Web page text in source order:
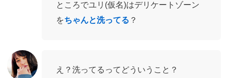
ところでユリ(仮名)はデリケートゾーン
をちゃんと洗ってる ？
え？洗ってるってどういうこと？